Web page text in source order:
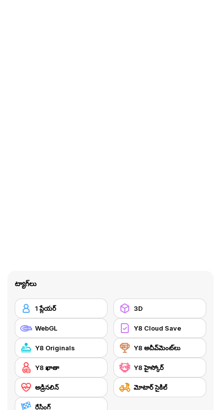
ట్యాగ్‌లు
1 ప్లేయర్ 3D
WebGL Y8 Cloud Save
Y8 Originals Y8 అచీవ్‌మెంట్‌లు
Y8 ఖాతా Y8 హైస్కోర్
అడ్రినలిన్ మోటార్ సైకిల్
రేసింగ్